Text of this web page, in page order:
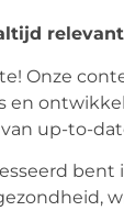
relevant
Onze
en
up-to-
bent